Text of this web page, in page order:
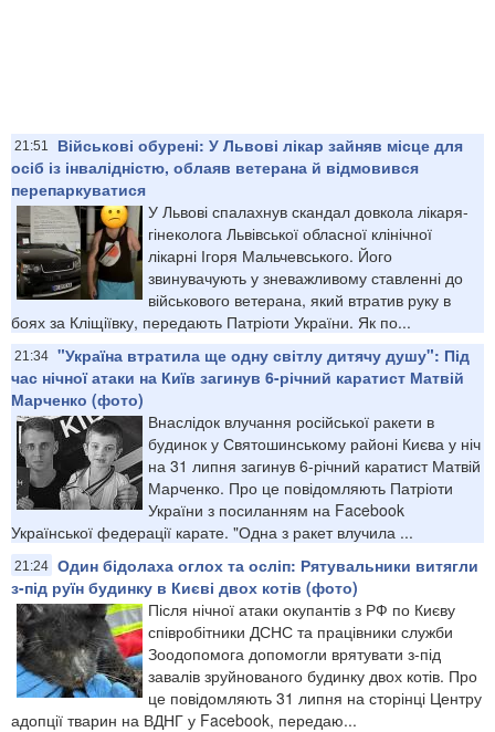
21:51
Військові обурені: У Львові лікар зайняв місце для
осіб із інвалідністю, облаяв ветерана й відмовився
перепаркуватися
У Львові спалахнув скандал довкола лікаря-
гінеколога Львівської обласної клінічної
лікарні Ігоря Мальчевського. Його
звинувачують у зневажливому ставленні до
військового ветерана, який втратив руку в
боях за Кліщіївку, передають Патріоти України. Як по...
21:34 "Україна втратила ще одну світлу дитячу душу": Під
час нічної атаки на Київ загинув 6-річний каратист Матвій
Марченко (фото)
Внаслідок влучання російської ракети в
будинок у Святошинському районі Києва у ніч
на 31 липня загинув 6-річний каратист Матвій
Марченко. Про це повідомляють Патріоти
України з посиланням на Facebook
Української федерації карате. "Одна з ракет влучила ...
21:24 Один бідолаха оглох та осліп: Рятувальники витягли
з-під руїн будинку в Києві двох котів (фото)
Після нічної атаки окупантів з РФ по Києву
співробітники ДСНС та працівники служби
Зоодопомога допомогли врятувати з-під
завалів зруйнованого будинку двох котів. Про
це повідомляють 31 липня на сторінці Центру
адопції тварин на ВДНГ у Facebook, передаю...